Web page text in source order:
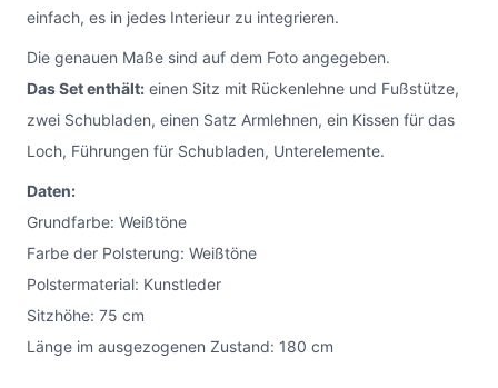
einfach, es in jedes Interieur zu integrieren.
Die genauen Maße sind auf dem Foto angegeben.
Das Set enthält: einen Sitz mit Rückenlehne und Fußstütze,
zwei Schubladen, einen Satz Armlehnen, ein Kissen für das
Loch, Führungen für Schubladen, Unterelemente.
Daten:
Grundfarbe: Weißtöne
Farbe der Polsterung: Weißtöne
Polstermaterial: Kunstleder
Sitzhöhe: 75 cm
Länge im ausgezogenen Zustand: 180 cm